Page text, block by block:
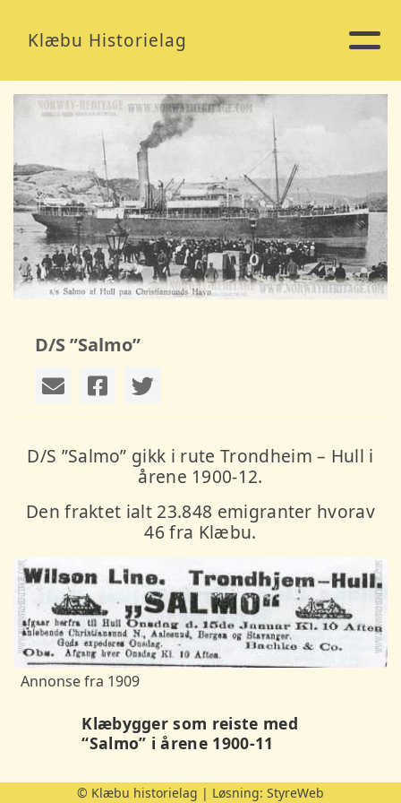
Klæbu Historielag
D/S ”Salmo”
D/S ”Salmo” gikk i rute Trondheim – Hull i
årene 1900-12.
Den fraktet ialt 23.848 emigranter hvorav
46 fra Klæbu.
Annonse fra 1909
Klæbygger som reiste med
“Salmo” i årene 1900-11
Førenamn Etternamn Sivil st.
© Klæbu historielag | Løsning: StyreWeb